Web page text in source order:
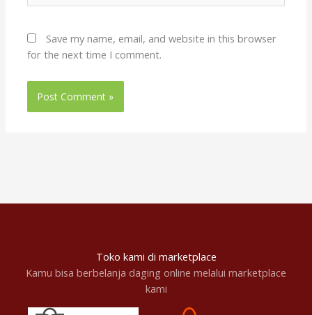
Save my name, email, and website in this browser
for the next time I comment.
Toko kami di marketplace
Kamu bisa berbelanja daging online melalui marketplace
kami